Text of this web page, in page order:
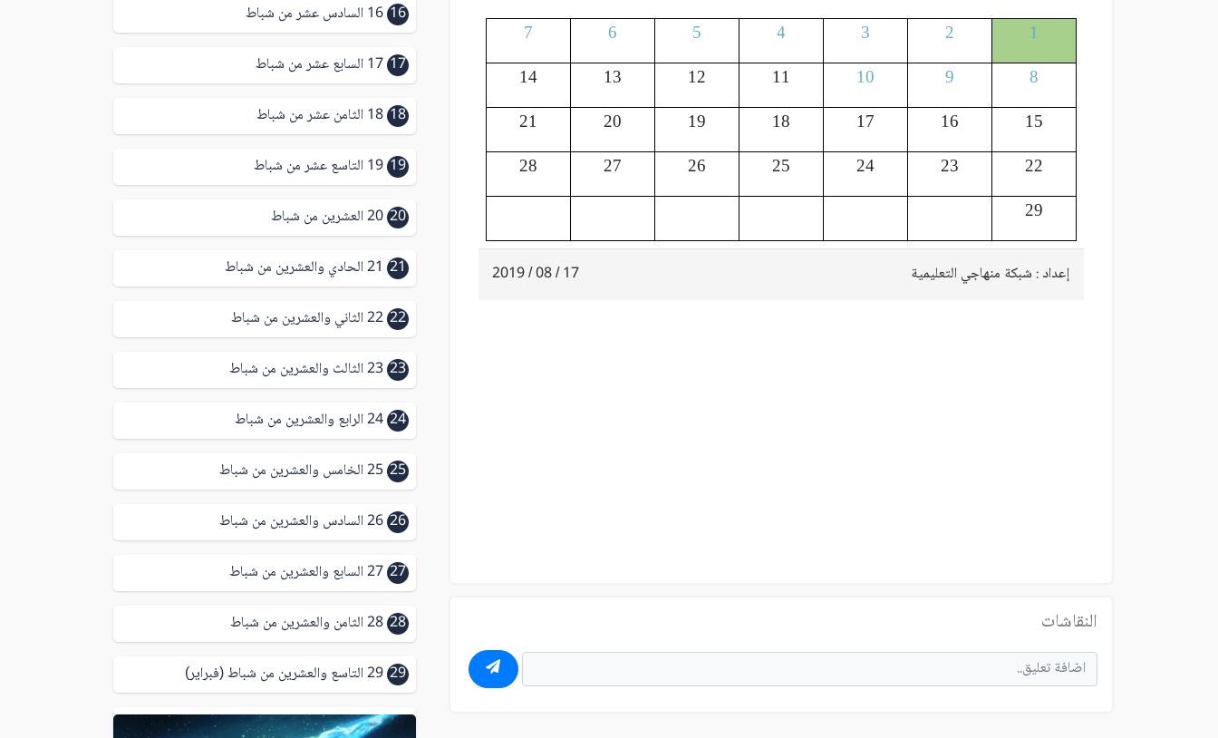
1
2
3
4
5
6
7
8
9
10
11
12
13
14
15
16
17
18
19
20
21
22
23
24
25
26
27
28
29
إعداد : شبكة منهاجي التعليمية 17 / 08 / 2019
النقاشات
16 16 السادس عشر من شباط
17 17 السابع عشر من شباط
18 18 الثامن عشر من شباط
19 19 التاسع عشر من شباط
20 20 العشرين من شباط
21 21 الحادي والعشرين من شباط
22 22 الثاني والعشرين من شباط
23 23 الثالث والعشرين من شباط
24 24 الرابع والعشرين من شباط
25 25 الخامس والعشرين من شباط
26 26 السادس والعشرين من شباط
27 27 السابع والعشرين من شباط
28 28 الثامن والعشرين من شباط
29 29 التاسع والعشرين من شباط (فبراير)